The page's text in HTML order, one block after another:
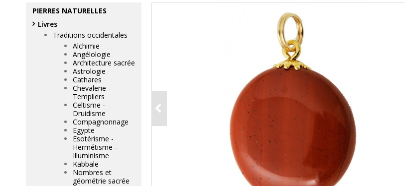
PIERRES NATURELLES
Livres
Traditions occidentales
Alchimie
Angélologie
Architecture sacrée
Astrologie
Cathares
Chevalerie -
Templiers
Celtisme -
Druidisme
Compagnonnage
Egypte
Esotérisme -
Hermétisme -
Illuminisme
Kabbale
Nombres et
géométrie sacrée